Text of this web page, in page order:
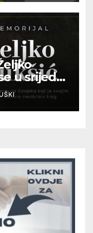
u srijedu